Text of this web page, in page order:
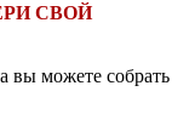
СВОЙ
вы можете собрать